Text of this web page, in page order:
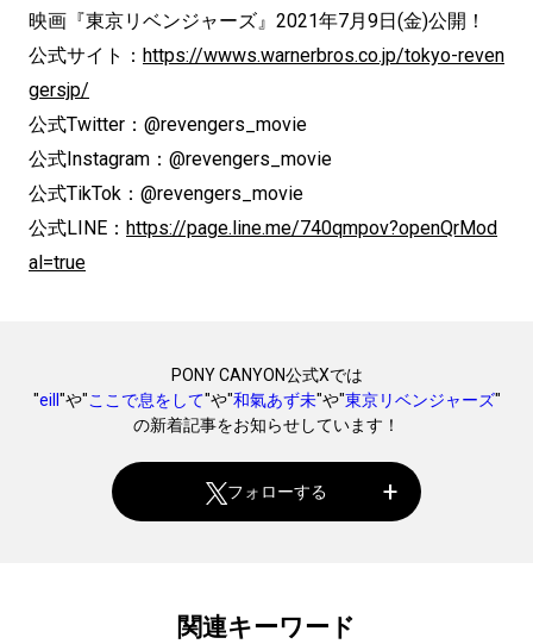
映画『東京リベンジャーズ』2021年7月9日(金)公開！
公式サイト： https://wwws.warnerbros.co.jp/tokyo-reven
gersjp/
公式Twitter：@revengers_movie
公式Instagram：@revengers_movie
公式TikTok：@revengers_movie
公式LINE： https://page.line.me/740qmpov?openQrMod
al=true
PONY CANYON公式Xでは
"eill "や"ここで息をして"や"和氣あず未"や"東京リベンジャーズ"
の新着記事をお知らせしています！
フォローする
関連キーワード